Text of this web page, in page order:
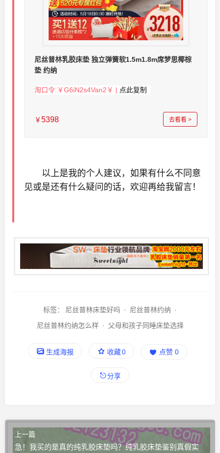
尼丝普林乳胶床垫 独立弹簧软1.5m1.8m席梦思椰棕
垫 约纳
淘口令:￥G6iN2s4Van2￥ | 点此复制
￥5398 去看看 >
以上是我的个人建议，如果有什么不同意
见或是还有什么疑问的话，欢迎再给我留言！
标签： 尼丝普林床垫好吗 · 尼丝普林约纳 ·
尼丝普林约纳怎么样 · 父母和孩子同睡床垫选择
生成海报 收藏0 点赞 0
分享
上一篇
急！我买的是真的纯乳胶床垫吗？纯乳胶床垫鉴别真假实